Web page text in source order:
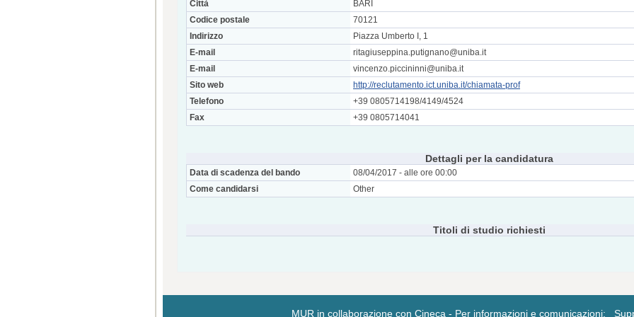
Città
BARI
Codice postale
70121
Indirizzo
Piazza Umberto I, 1
E-mail
ritagiuseppina.putignano@uniba.it
E-mail
vincenzo.piccininni@uniba.it
Sito web
http://reclutamento.ict.uniba.it/chiamata-prof
Telefono
+39 0805714198/4149/4524
Fax
+39 0805714041
Dettagli per la candidatura
Data di scadenza del bando
08/04/2017 - alle ore 00:00
Come candidarsi
Other
Titoli di studio richiesti
MUR in collaborazione con Cineca - Per informazioni e comunicazioni: